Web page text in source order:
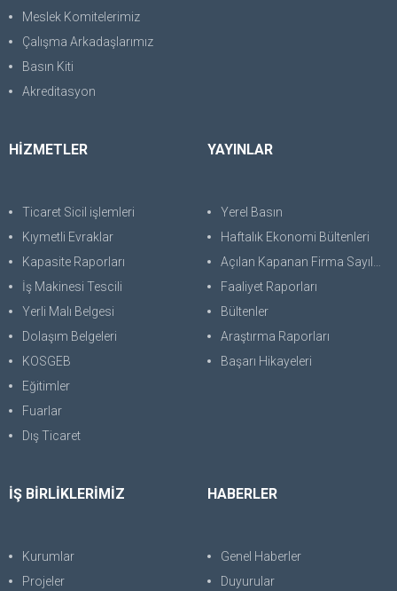
Meslek Komitelerimiz
Çalışma Arkadaşlarımız
Basın Kiti
Akreditasyon
HİZMETLER
Ticaret Sicil işlemleri
Kıymetli Evraklar
Kapasite Raporları
İş Makinesi Tescili
Yerli Malı Belgesi
Dolaşım Belgeleri
KOSGEB
Eğitimler
Fuarlar
Dış Ticaret
YAYINLAR
Yerel Basın
Haftalık Ekonomi Bültenleri
Açılan Kapanan Firma Sayıları
Faaliyet Raporları
Bültenler
Araştırma Raporları
Başarı Hikayeleri
İŞ BİRLİKLERİMİZ
Kurumlar
Projeler
HABERLER
Genel Haberler
Duyurular